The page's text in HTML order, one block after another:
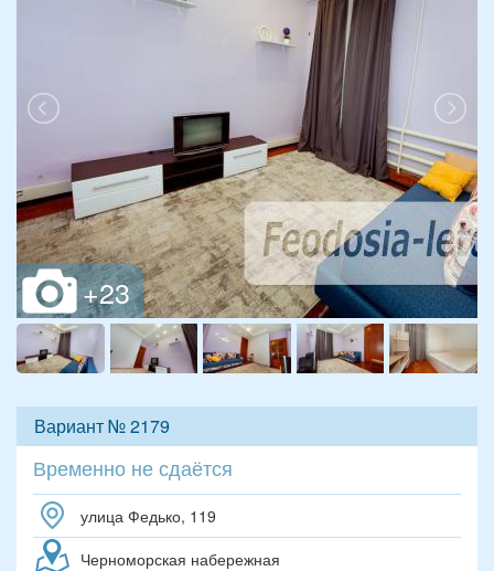
Вариант № 2179
Временно не сдаётся
улица Федько, 119
Черноморская набережная